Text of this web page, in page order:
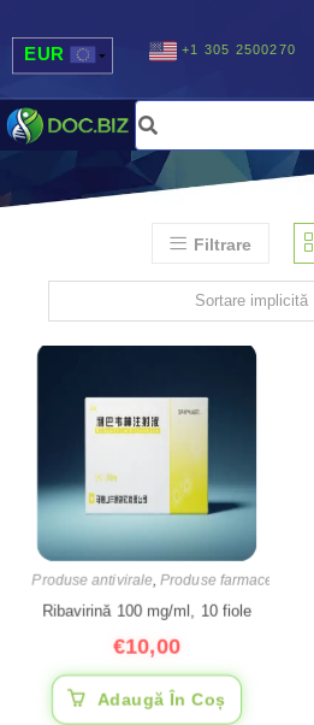
EUR
UAH
MDL
+1 305 2500270
Filtrare
Sortare implicită
Produse antivirale,Produse farmaceutice
Ribavirină 100 mg/ml, 10 fiole
€10,00
Adaugă În Coș